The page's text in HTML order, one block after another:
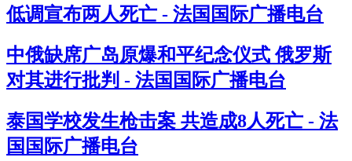
低调宣布两人死亡 - 法国国际广播电台
中俄缺席广岛原爆和平纪念仪式 俄罗斯
对其进行批判 - 法国国际广播电台
泰国学校发生枪击案 共造成8人死亡 - 法
国国际广播电台